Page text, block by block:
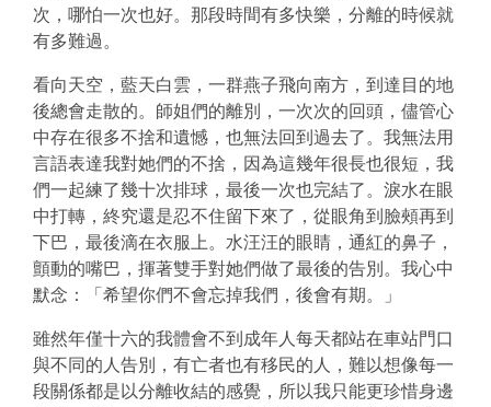
次，哪怕一次也好。那段時間有多快樂，分離的時候就
有多難過。
看向天空，藍天白雲，一群燕子飛向南方，到達目的地
後總會走散的。師姐們的離別，一次次的回頭，儘管心
中存在很多不捨和遺憾，也無法回到過去了。我無法用
言語表達我對她們的不捨，因為這幾年很長也很短，我
們一起練了幾十次排球，最後一次也完結了。淚水在眼
中打轉，終究還是忍不住留下來了，從眼角到臉頰再到
下巴，最後滴在衣服上。水汪汪的眼睛，通紅的鼻子，
顫動的嘴巴，揮著雙手對她們做了最後的告別。我心中
默念：「希望你們不會忘掉我們，後會有期。」
雖然年僅十六的我體會不到成年人每天都站在車站門口
與不同的人告別，有亡者也有移民的人，難以想像每一
段關係都是以分離收結的感覺，所以我只能更珍惜身邊